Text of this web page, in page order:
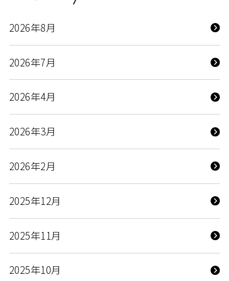
2026年8月
2026年7月
2026年4月
2026年3月
2026年2月
2025年12月
2025年11月
2025年10月